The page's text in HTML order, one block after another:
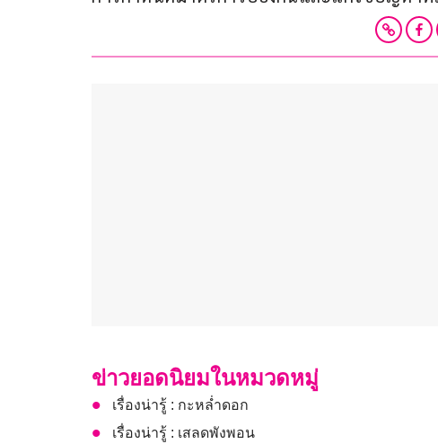
ข่าวยอดนิยมในหมวดหมู่
เรื่องน่ารู้ : กะหล่ำดอก
เรื่องน่ารู้ : เสลดพังพอน